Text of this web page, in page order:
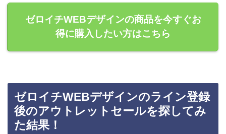
ゼロイチWEBデザインの商品を今すぐお
得に購入したい方はこちら
ゼロイチWEBデザインのライン登録
後のアウトレットセールを探してみ
た結果！